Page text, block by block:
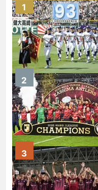
1
2
3